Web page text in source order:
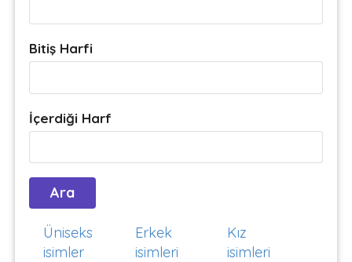
Bitiş Harfi
İçerdiği Harf
Üniseks
isimler
Erkek
isimleri
Kız
isimleri